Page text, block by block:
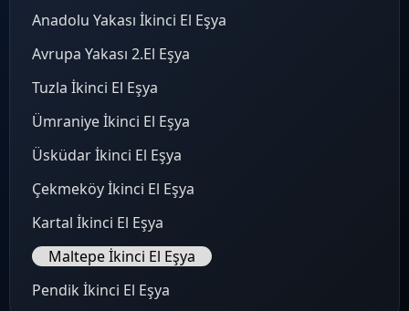
Anadolu Yakası İkinci El Eşya
Avrupa Yakası 2.El Eşya
Tuzla İkinci El Eşya
Ümraniye İkinci El Eşya
Üsküdar İkinci El Eşya
Çekmeköy İkinci El Eşya
Kartal İkinci El Eşya
Maltepe İkinci El Eşya
Pendik İkinci El Eşya